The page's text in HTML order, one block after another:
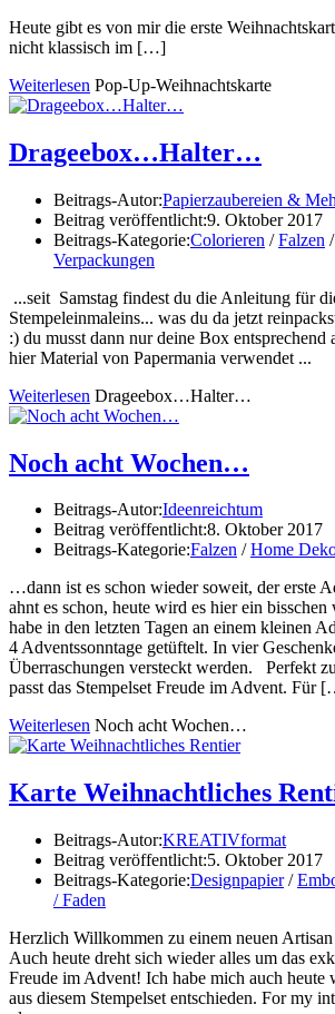
Heute gibt es von mir die erste
nicht klassisch im […]
Weiterlesen Pop-Up-Weihnachtskarte
Drageebox…Halter…
Beitrags-Autor:Papierzaubereien &
Beitrag veröffentlicht:9. Oktober 2017
Beitrags-Kategorie:Colorieren / Falzen /
Verpackungen
...seit Samstag findest du die Anleitung für
Stempeleinmaleins... was du da jetzt
:) du musst dann nur deine Box entsprechend
hier Material von Papermania verwendet ...
Weiterlesen Drageebox…Halter…
Noch acht Wochen…
Beitrags-Autor:Ideenreichtum
Beitrag veröffentlicht:8. Oktober 2017
Beitrags-Kategorie:Falzen / Home
…dann ist es schon wieder soweit, der erste
ahnt es schon, heute wird es hier ein
habe in den letzten Tagen an einem kleinen
4 Adventssonntage getüftelt. In vier
Überraschungen versteckt werden. Perfekt
passt das Stempelset Freude im Advent. Für
Weiterlesen Noch acht Wochen…
Karte Weihnachtliches
Beitrags-Autor:KREATIVformat
Beitrag veröffentlicht:5. Oktober 2017
Beitrags-Kategorie:Designpapier /
/ Faden
Herzlich Willkommen zu einem neuen
Auch heute dreht sich wieder alles um das
Freude im Advent! Ich habe mich auch heute
aus diesem Stempelset entschieden. For my